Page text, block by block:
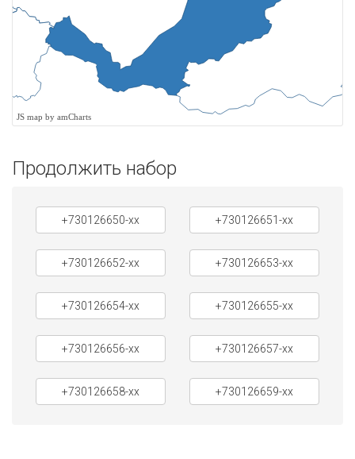
JS map by amCharts
Продолжить набор
+730126650-xx +730126651-xx
+730126652-xx +730126653-xx
+730126654-xx +730126655-xx
+730126656-xx +730126657-xx
+730126658-xx +730126659-xx